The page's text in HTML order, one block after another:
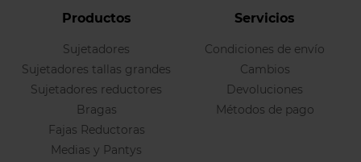
Productos
Sujetadores
Sujetadores tallas grandes
Sujetadores reductores
Bragas
Fajas Reductoras
Medias y Pantys
Servicios
Condiciones de envío
Cambios
Devoluciones
Métodos de pago